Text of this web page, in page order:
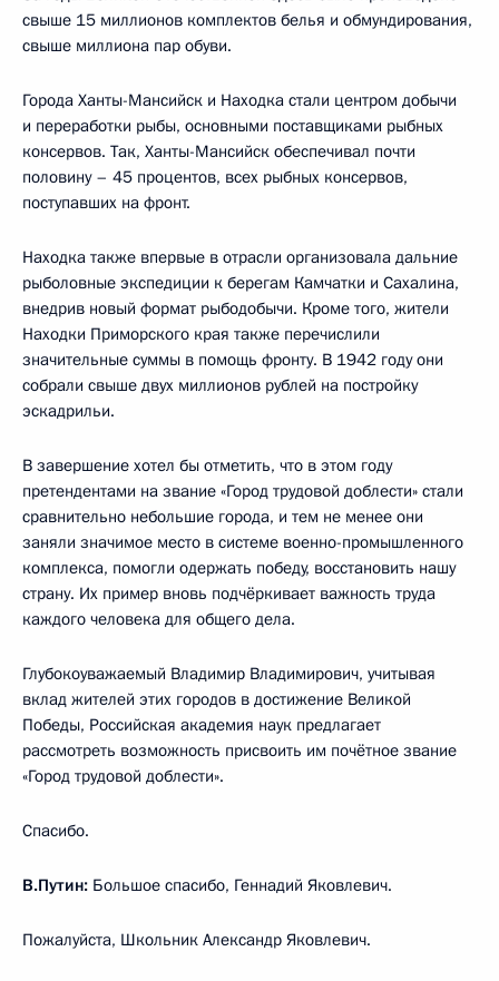
свыше 15 миллионов комплектов белья и обмундирования,
свыше миллиона пар обуви.
Города Ханты-Мансийск и Находка стали центром добычи
и переработки рыбы, основными поставщиками рыбных
консервов. Так, Ханты-Мансийск обеспечивал почти
половину – 45 процентов, всех рыбных консервов,
поступавших на фронт.
Находка также впервые в отрасли организовала дальние
рыболовные экспедиции к берегам Камчатки и Сахалина,
внедрив новый формат рыбодобычи. Кроме того, жители
Находки Приморского края также перечислили
значительные суммы в помощь фронту. В 1942 году они
собрали свыше двух миллионов рублей на постройку
эскадрильи.
В завершение хотел бы отметить, что в этом году
претендентами на звание «Город трудовой доблести» стали
сравнительно небольшие города, и тем не менее они
заняли значимое место в системе военно-промышленного
комплекса, помогли одержать победу, восстановить нашу
страну. Их пример вновь подчёркивает важность труда
каждого человека для общего дела.
Глубокоуважаемый Владимир Владимирович, учитывая
вклад жителей этих городов в достижение Великой
Победы, Российская академия наук предлагает
рассмотреть возможность присвоить им почётное звание
«Город трудовой доблести».
Спасибо.
В.Путин: Большое спасибо, Геннадий Яковлевич.
Пожалуйста, Школьник Александр Яковлевич.